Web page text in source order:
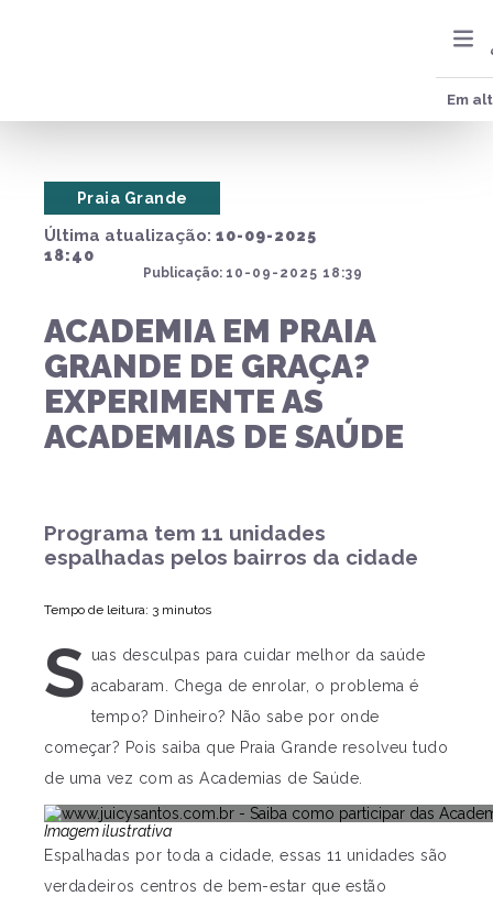
Em
Última atualização: 10-09-2025
18:40
Publicação: 10-09-2025 18:39
Praia Grande
ACADEMIA EM PRAIA
GRANDE DE GRAÇA?
EXPERIMENTE AS
ACADEMIAS DE SAÚDE
Programa tem 11 unidades
espalhadas pelos bairros da cidade
Tempo de leitura: 3 minutos
S uas desculpas para cuidar melhor da saúde
acabaram. Chega de enrolar, o problema é
tempo? Dinheiro? Não sabe por onde
começar? Pois saiba que Praia Grande resolveu tudo
de uma vez com as Academias de Saúde.
Imagem ilustrativa
Espalhadas por toda a cidade, essas 11 unidades são
verdadeiros centros de bem-estar que estão